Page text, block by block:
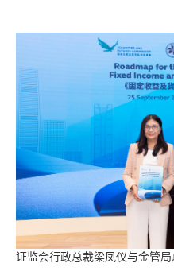
证监会行政总裁梁凤仪与金管